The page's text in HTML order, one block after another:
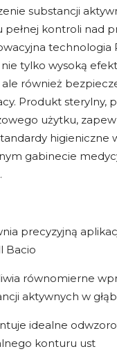
substancji
pełnej kontroli nad
technologia
tylko wysoką
ale również
Produkt sterylny,
użytku,
higieniczne
gabinecie
precyzyjną
Bacio
równomierne
aktywnych w
idealne
konturu ust